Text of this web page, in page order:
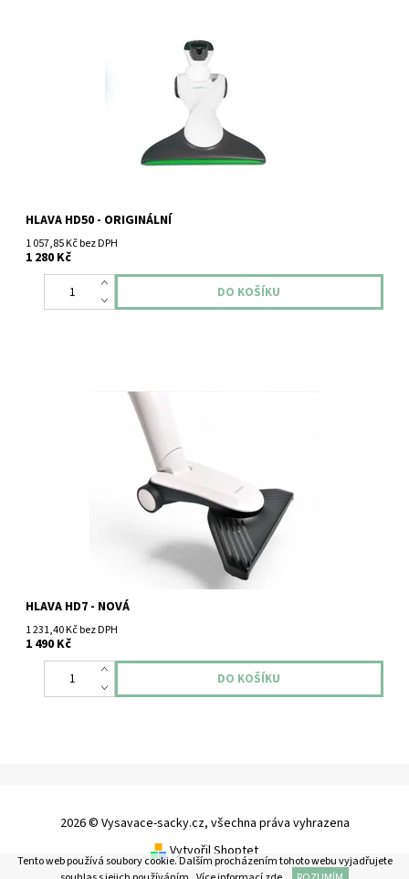
navržena pro efektivní a šetrné čištění pevných podlah. Díky
optimalizovanému sacímu profilu a jemným kartáčům...
HLAVA HD50 - ORIGINÁLNÍ
1 057,85 Kč bez DPH
1 280 Kč
Originální hlavice Vorwerk HD7 pro vysavače VK7 je speciálně
navržena pro efektivní a šetrné čištění pevných podlah. Díky
optimalizovanému sacímu profilu a jemným kartáčům spolehlivě...
HLAVA HD7 - NOVÁ
1 231,40 Kč bez DPH
1 490 Kč
2026 © Vysavace-sacky.cz, všechna práva vyhrazena
Vytvořil Shoptet
Tento web používá soubory cookie. Dalším procházením tohoto webu vyjadřujete